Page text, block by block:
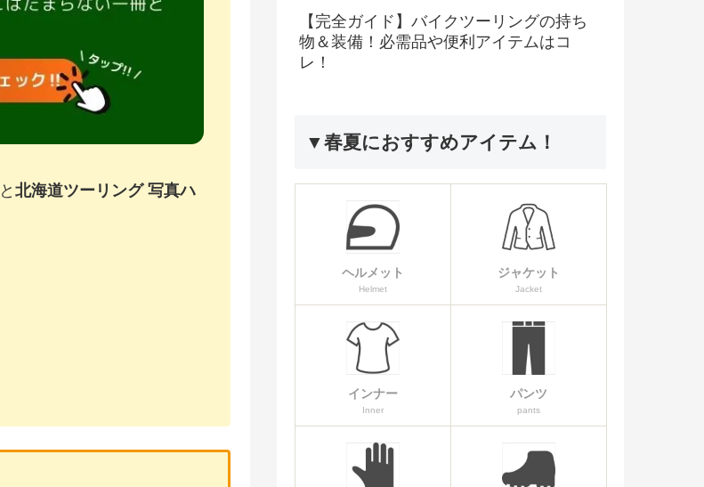
と 北海道ツーリング 写真ハ
【完全ガイド】バイクツーリングの持ち
物＆装備！必需品や便利アイテムはコ
レ！
▼春夏におすすめアイテム！
ヘルメット
Helmet
ジャケット
Jacket
インナー
Inner
パンツ
pants